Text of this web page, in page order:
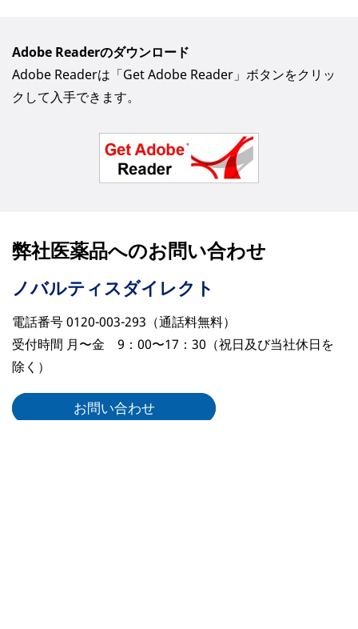
Adobe Readerのダウンロード
Adobe Readerは「Get Adobe Reader」ボタンをクリッ
クして入手できます。
弊社医薬品へのお問い合わせ
ノバルティスダイレクト
電話番号 0120-003-293（通話料無料）
受付時間 月〜金 9：00〜17：30（祝日及び当社休日を
除く）
お問い合わせ